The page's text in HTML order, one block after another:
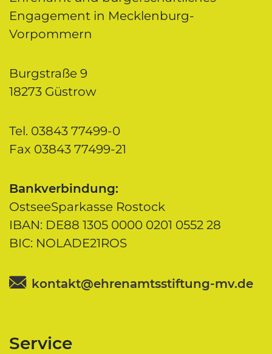
Engagement in Mecklenburg-
Vorpommern
Burgstraße 9
18273 Güstrow
Tel. 03843 77499-0
Fax 03843 77499-21
Bankverbindung:
OstseeSparkasse Rostock
IBAN: DE88 1305 0000 0201 0552 28
BIC: NOLADE21ROS
kontakt@ehrenamtsstiftung-mv.de
Service